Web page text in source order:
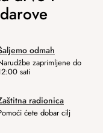
odmah
zaprimljene do
sati
radionica
ćete dobar cilj